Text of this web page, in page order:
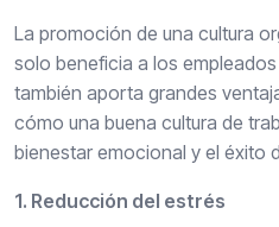
La promoción de una cultura
solo beneficia a los
también aporta grandes
cómo una buena cultura de
bienestar emocional y el éxito
1. Reducción del estrés